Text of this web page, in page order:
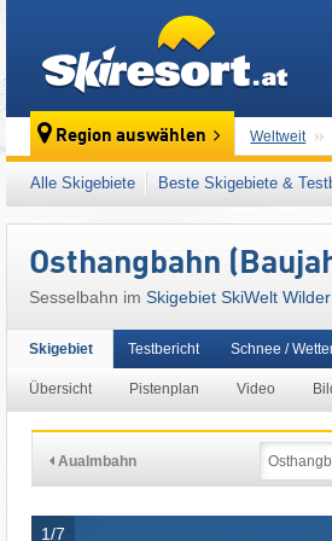
Region auswählen Weltweit
Weltweit
Dieses
Tiroler Alpen
Alle Skigebiete Beste Skigebiete &
Osthangbahn
Sesselbahn im Skigebiet SkiWelt
Skigebiet
Übersicht Pistenplan Video
Testbericht Schnee /
Aualmbahn
1/7